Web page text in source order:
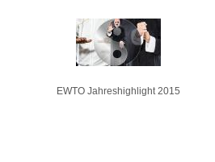
EWTO Jahreshighlight 2015